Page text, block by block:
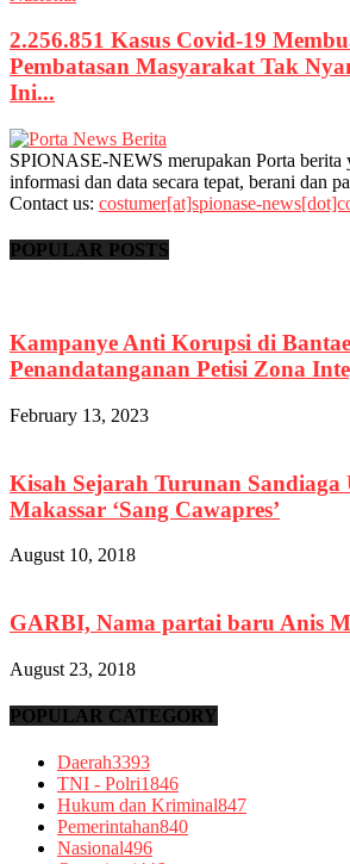
2.256.851 Kasus Covid-19
Pembatasan Masyarakat Tak
Ini...
SPIONASE-NEWS merupakan Porta berita
informasi dan data secara tepat, berani dan
Contact us: costumer[at]spionase-
POPULAR POSTS
Kampanye Anti Korupsi di
Penandatanganan Petisi Zona
February 13, 2023
Kisah Sejarah Turunan Sandiaga
Makassar ‘Sang Cawapres’
August 10, 2018
GARBI, Nama partai baru Anis
August 23, 2018
POPULAR CATEGORY
Daerah3393
TNI - Polri1846
Hukum dan Kriminal847
Pemerintahan840
Nasional496